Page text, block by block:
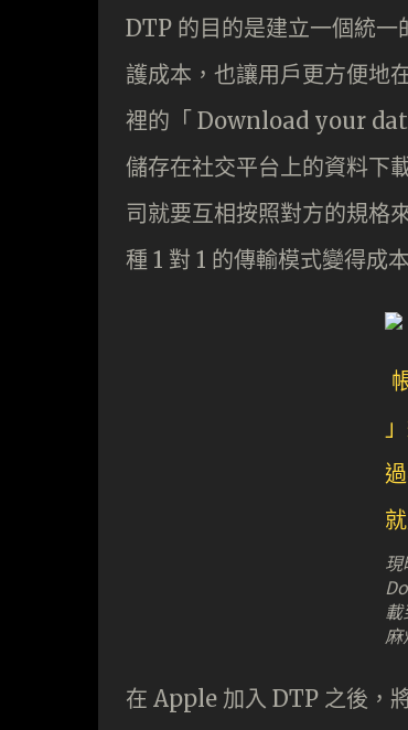
DTP 的目的是建立一個統一
護成本，也讓用戶更方便地
裡的「 Download your
儲存在社交平台上的資料下
司就要互相按照對方的規格
種 1 對 1 的傳輸模式變得成
麻
在 Apple 加入 DTP 之後，